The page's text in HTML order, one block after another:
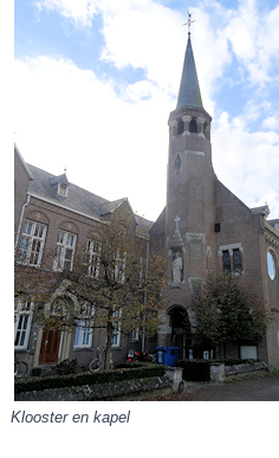
Klooster en kapel